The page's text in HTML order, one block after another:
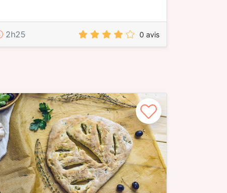
2h25 0 avis